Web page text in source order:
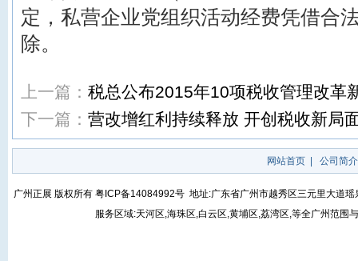
定，私营企业党组织活动经费凭借合
除。
上一篇： 税总公布2015年10项税收管理改革
下一篇： 营改增红利持续释放 开创税收新局
网站首页 公司简介
广州正展 版权所有 粤ICP备14084992号 地址:广东省广州市越秀区三元里大道
服务区域:天河区,海珠区,白云区,黄埔区,荔湾区,等全广州范围与